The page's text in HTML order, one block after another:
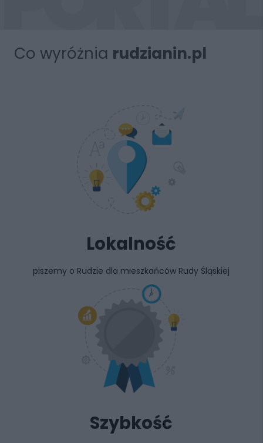
Co wyróżnia rudzianin.pl
Lokalność
piszemy o Rudzie dla mieszkańców Rudy Śląskiej
Szybkość